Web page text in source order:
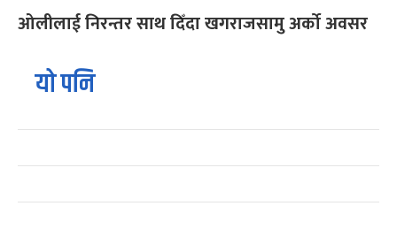
ओलीलाई निरन्तर साथ दिँदा खगराजसामु अर्को अवसर
यो पनि